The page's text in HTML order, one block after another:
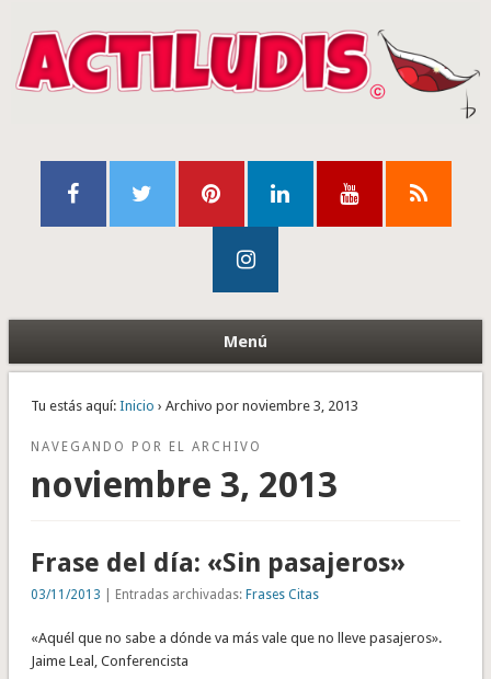
Menú
Tu estás aquí: Inicio › Archivo por noviembre 3, 2013
NAVEGANDO POR EL ARCHIVO
noviembre 3, 2013
Frase del día: «Sin pasajeros»
03/11/2013 | Entradas archivadas: Frases Citas
«Aquél que no sabe a dónde va más vale que no lleve pasajeros».
Jaime Leal, Conferencista